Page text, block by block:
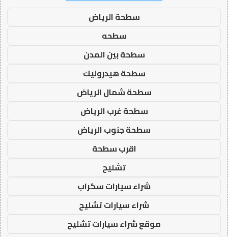
سطحة الرياض
سطحه
سطحة بين المدن
سطحة هيدروليك
سطحة شمال الرياض
سطحة غرب الرياض
سطحة جنوب الرياض
اقرب سطحة
تشليح
شراء سيارات سكراب
شراء سيارات تشليح
موقع شراء سيارات تشليح